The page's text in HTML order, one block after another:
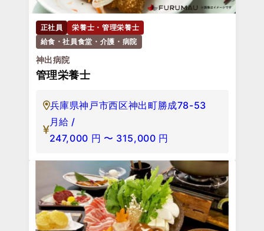
正社員
栄養士・管理栄養士
給食・社員食堂・介護・病院
神出病院
管理栄養士
兵庫県神戸市西区神出町勝成78-53
月給 /
247,000 円 〜 315,000 円